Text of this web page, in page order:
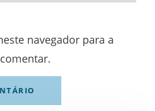
navegador para a